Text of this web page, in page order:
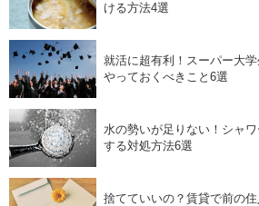
ける方法4選
就活に超有利！スーパー大
やっておくべきこと6選
水の勢いが足りない！シャ
する対処方法6選
捨てていいの？賃貸で前の